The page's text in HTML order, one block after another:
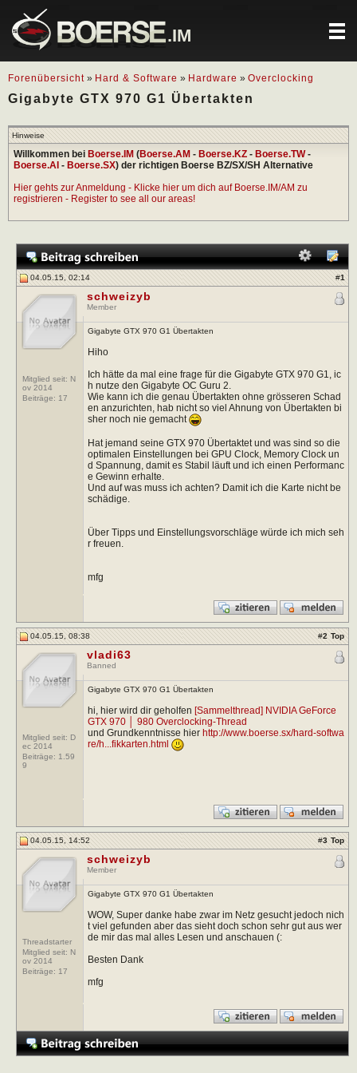
.IM
Forenübersicht » Hard & Software » Hardware » Overclocking
Gigabyte GTX 970 G1 Übertakten
Hinweise
Willkommen bei Boerse.IM (Boerse.AM - Boerse.KZ - Boerse.TW-
Boerse.AI - Boerse.SX) der richtigen Boerse BZ/SX/SH Alternative
Hier gehts zur Anmeldung - Klicke hier um dich auf Boerse.IM/AM zu
registrieren - Register to see all our areas!
04.05.15, 02:14 #1
Mitglied seit: N
ov 2014
Beiträge: 17
schweizyb
Member
Gigabyte GTX 970 G1 Übertakten
Hiho
Ich hätte da mal eine frage für die Gigabyte GTX 970 G1, ic
h nutze den Gigabyte OC Guru 2.
Wie kann ich die genau Übertakten ohne grösseren Schad
en anzurichten, hab nicht so viel Ahnung von Übertakten bi
sher noch nie gemacht
Hat jemand seine GTX 970 Übertaktet und was sind so die
optimalen Einstellungen bei GPU Clock, Memory Clock un
d Spannung, damit es Stabil läuft und ich einen Performanc
e Gewinn erhalte.
Und auf was muss ich achten? Damit ich die Karte nicht be
schädige.
Über Tipps und Einstellungsvorschläge würde ich mich seh
r freuen.
mfg
04.05.15, 08:38 #2 Top
Mitglied seit: D
ec 2014
Beiträge: 1.59
9
vladi63
Banned
Gigabyte GTX 970 G1 Übertakten
hi, hier wird dir geholfen [Sammelthread] NVIDIA GeForce
GTX 970 │ 980 Overclocking-Thread
und Grundkenntnisse hier http://www.boerse.sx/hard-softwa
re/h...fikkarten.html
04.05.15, 14:52 #3 Top
Threadstarter
Mitglied seit: N
ov 2014
Beiträge: 17
schweizyb
Member
Gigabyte GTX 970 G1 Übertakten
WOW, Super danke habe zwar im Netz gesucht jedoch nich
t viel gefunden aber das sieht doch schon sehr gut aus wer
de mir das mal alles Lesen und anschauen (:
Besten Dank
mfg